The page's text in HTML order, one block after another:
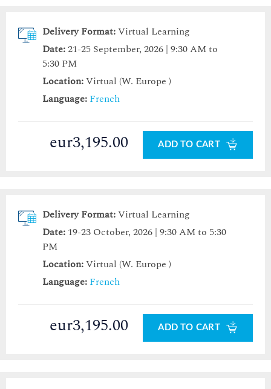
Delivery Format:Virtual Learning
Date:21-25 September, 2026 | 9:30 AM to
5:30 PM
Location:Virtual (W. Europe )
Language: French
eur3,195.00 ADD TO CART
Delivery Format:Virtual Learning
Date: 19-23 October, 2026 | 9:30 AM to 5:30
PM
Location:Virtual (W. Europe )
Language: French
eur3,195.00 ADD TO CART